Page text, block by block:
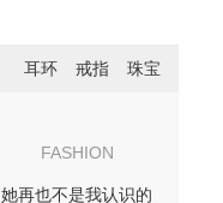
耳环 戒指 珠宝
FASHION
她再也不是我认识的